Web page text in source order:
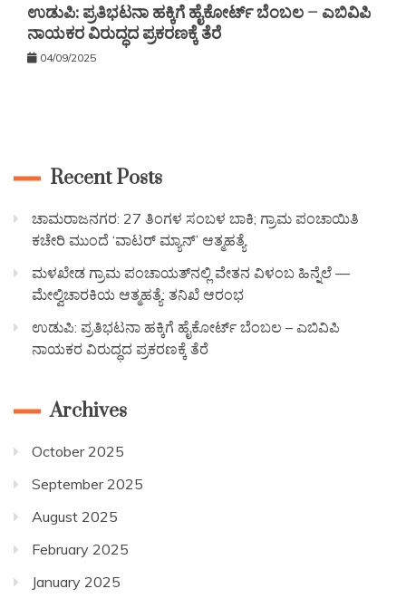
ಉಡುಪಿ: ಪ್ರತಿಭಟನಾ ಹಕ್ಕಿಗೆ ಹೈಕೋರ್ಟ್ ಬೆಂಬಲ – ಎಬಿವಿಪಿ
ನಾಯಕರ ವಿರುದ್ಧದ ಪ್ರಕರಣಕ್ಕೆ ತೆರೆ
04/09/2025
Recent Posts
ಚಾಮರಾಜನಗರ: 27 ತಿಂಗಳ ಸಂಬಳ ಬಾಕಿ; ಗ್ರಾಮ ಪಂಚಾಯಿತಿ
ಕಚೇರಿ ಮುಂದೆ ‘ವಾಟರ್ ಮ್ಯಾನ್’ ಆತ್ಮಹತ್ಯೆ
ಮಳಖೇಡ ಗ್ರಾಮ ಪಂಚಾಯತ್‌ನಲ್ಲಿ ವೇತನ ವಿಳಂಬ ಹಿನ್ನೆಲೆ —
ಮೇಲ್ವಿಚಾರಕಿಯ ಆತ್ಮಹತ್ಯೆ: ತನಿಖೆ ಆರಂಭ
ಉಡುಪಿ: ಪ್ರತಿಭಟನಾ ಹಕ್ಕಿಗೆ ಹೈಕೋರ್ಟ್ ಬೆಂಬಲ – ಎಬಿವಿಪಿ
ನಾಯಕರ ವಿರುದ್ಧದ ಪ್ರಕರಣಕ್ಕೆ ತೆರೆ
Archives
October 2025
September 2025
August 2025
February 2025
January 2025